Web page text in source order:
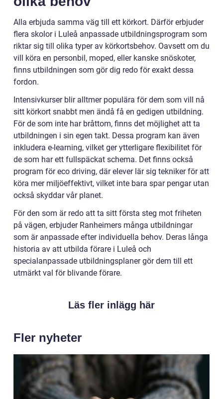
Alla erbjuda samma väg till ett körkort. Därför erbjuder
flera skolor i Luleå anpassade utbildningsprogram som
riktar sig till olika typer av körkortsbehov. Oavsett om du
vill köra en personbil, moped, eller kanske snöskoter,
finns utbildningen som gör dig redo för exakt dessa
fordon.
Intensivkurser blir alltmer populära för dem som vill nå
sitt körkort snabbt men ändå få en gedigen utbildning.
För de som inte har bråttom, finns det möjlighet att ta
utbildningen i sin egen takt. Dessa program kan även
inkludera e-learning, vilket ger ytterligare flexibilitet för
de som har ett fullspäckat schema. Det finns också
program för eco driving, där elever lär sig tekniker för att
köra mer miljöeffektivt, vilket inte bara spar pengar utan
också skyddar vår planet.
För den som är redo att ta sitt första steg mot friheten
på vägen, erbjuder Ranheimers många utbildningar
som är anpassade efter individuella behov. Deras långa
historia av att utbilda förare i Luleå och
specialanpassade utbildningsplaner gör dem till ett
utmärkt val för blivande förare.
Läs fler inlägg här
Fler nyheter